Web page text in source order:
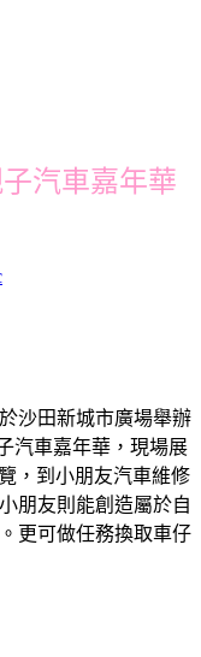
子汽車嘉年華
沙田新城市廣場舉辦
汽車嘉年華，現場展
，到小朋友汽車維修
朋友則能創造屬於自
更可做任務換取車仔